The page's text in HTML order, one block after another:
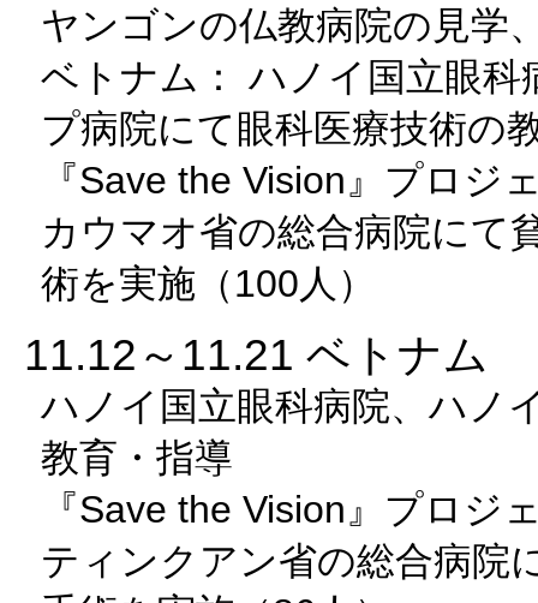
ヤンゴンの仏教病院の見学
ベトナム： ハノイ国立眼
プ病院にて眼科医療技術の
『Save the Vision』プロジ
カウマオ省の総合病院にて
術を実施（100人）
11.12～11.21 ベトナム
ハノイ国立眼科病院、ハノ
教育・指導
『Save the Vision』プロジ
ティンクアン省の総合病院